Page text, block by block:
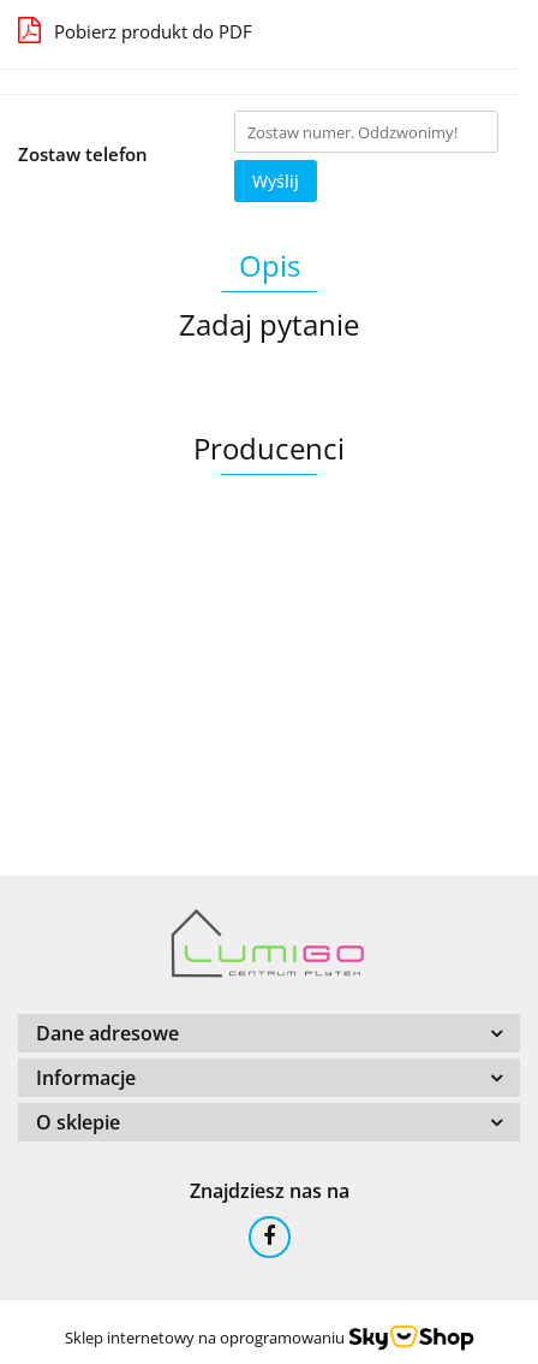
Pobierz produkt do PDF
Zostaw telefon
Wyślij
Opis
Zadaj pytanie
Producenci
Barwolf
Ceramfix
Dane adresowe
Informacje
O sklepie
Znajdziesz nas na
Sklep internetowy na oprogramowaniu